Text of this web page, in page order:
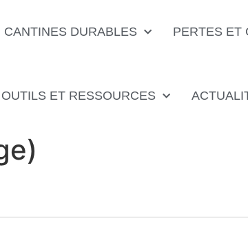
CANTINES DURABLES PERTES ET
OUTILS ET RESSOURCES